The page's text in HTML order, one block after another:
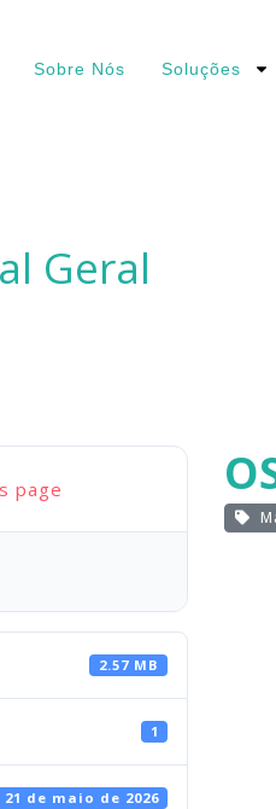
Sobre Nós Soluções
Geral
page
2.57 MB
1
21 de maio de 2026